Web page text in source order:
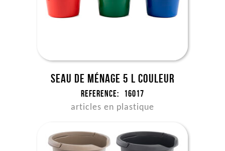
Seau de ménage 5 l couleur
Reference: 16017
articles en plastique